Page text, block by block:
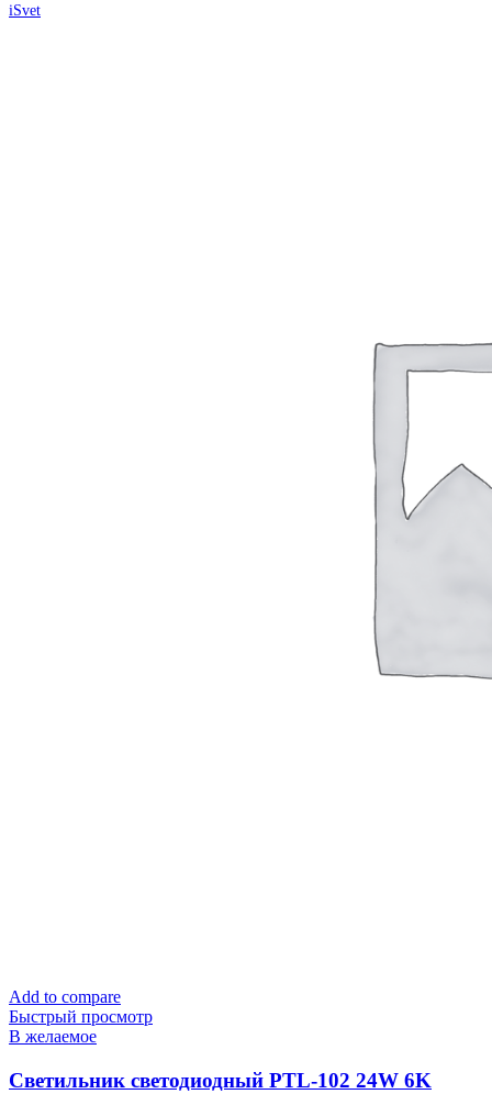
iSvet
Add to compare
Быстрый просмотр
В желаемое
Cветильник светодиодный PTL-102 24W 6K